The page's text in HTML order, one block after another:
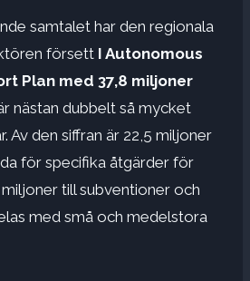
samtalet har den regionala
försett I Autonomous
Plan med 37,8 miljoner
nästan dubbelt så mycket
Av den siffran är 22,5 miljoner
för specifika åtgärder för
till subventioner och
med små och medelstora